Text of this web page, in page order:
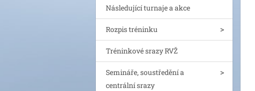
Následující turnaje a akce
Rozpis tréninku
Tréninkové srazy RVŽ
Semináře, soustředění a
centrální srazy